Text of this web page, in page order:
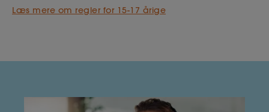
Læs mere om regler for 15-17 årige